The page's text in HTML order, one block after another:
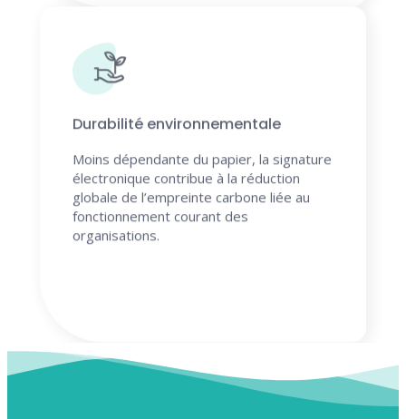
Durabilité environnementale
Moins dépendante du papier, la signature
électronique contribue à la réduction
globale de l’empreinte carbone liée au
fonctionnement courant des
organisations.